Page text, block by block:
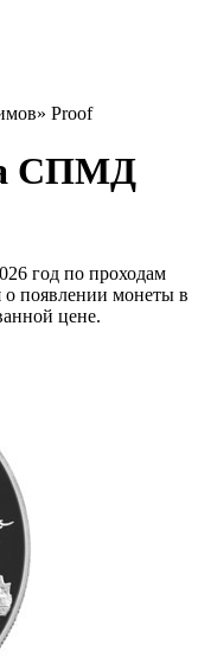
Proof
СПМД
год по проходам
о появлении монеты в
цене.